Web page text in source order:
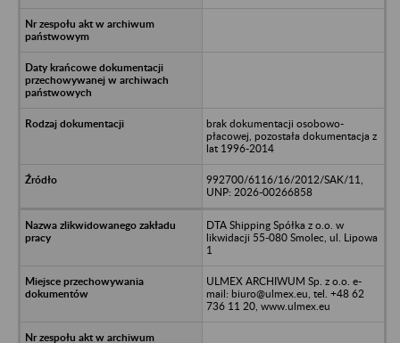
brak dokumentacji osobowo-
płacowej, pozostała dokumentacja z
lat 1996-2014
992700/6116/16/2012/SAK/11,
UNP: 2026-00266858
DTA Shipping Spółka z o.o. w
likwidacji 55-080 Smolec, ul. Lipowa
1
ULMEX ARCHIWUM Sp. z o.o. e-
mail: biuro@ulmex.eu, tel. +48 62
736 11 20, www.ulmex.eu